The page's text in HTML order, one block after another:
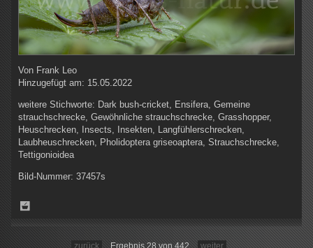
Von Frank Leo
Hinzugefügt am: 15.05.2022
weitere Stichworte: Dark bush-cricket, Ensifera, Gemeine
strauchschrecke, Gewöhnliche strauchschrecke, Grasshopper,
Heuschrecken, Insects, Insekten, Langfühlerschrecken,
Laubheuschrecken, Pholidoptera griseoaptera, Strauchschrecke,
Tettigonioidea
Bild-Nummer: 37457s
zurück Ergebnis 28 von 442 weiter